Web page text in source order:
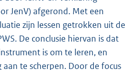
JenV) afgerond. Met een
zijn lessen getrokken uit de
De conclusie hiervan is dat
is om te leren, en
te scherpen. Door de focus